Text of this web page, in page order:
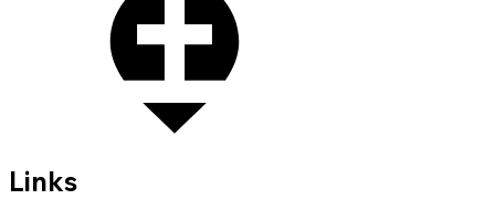
Links